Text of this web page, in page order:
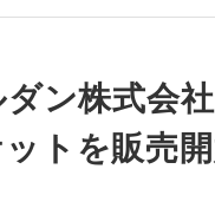
ン株式会
トを販売